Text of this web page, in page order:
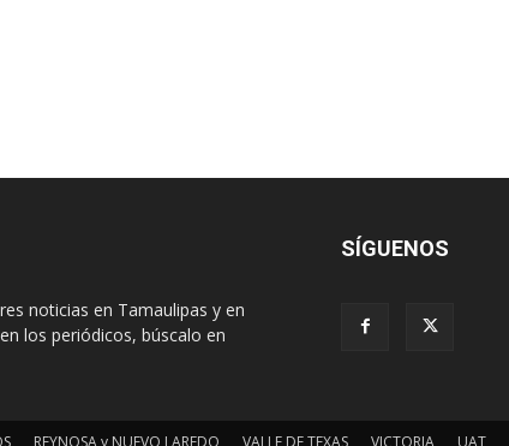
noticias en Tamaulipas y en
los periódicos, búscalo en
SÍGUENOS
REYNOSA y NUEVO LAREDO VALLE DE TEXAS VICTORIA UAT